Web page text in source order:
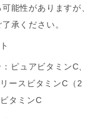
能性がありますが、
承ください。
ピュアビタミンC、
ースビタミンC（2
タミンC